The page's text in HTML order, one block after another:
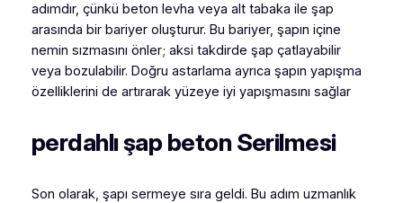
adımdır, çünkü beton levha veya alt tabaka ile şap
arasında bir bariyer oluşturur. Bu bariyer, şapın içine
nemin sızmasını önler; aksi takdirde şap çatlayabilir
veya bozulabilir. Doğru astarlama ayrıca şapın yapışma
özelliklerini de artırarak yüzeye iyi yapışmasını sağlar
perdahlı şap beton Serilmesi
Son olarak, şapı sermeye sıra geldi. Bu adım uzmanlık